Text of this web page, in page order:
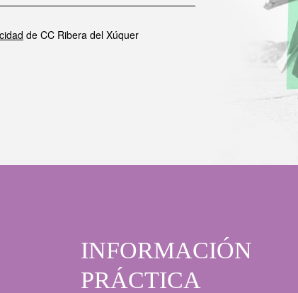
de CC Ribera del Xúquer
INFORMACIÓN
PRÁCTICA